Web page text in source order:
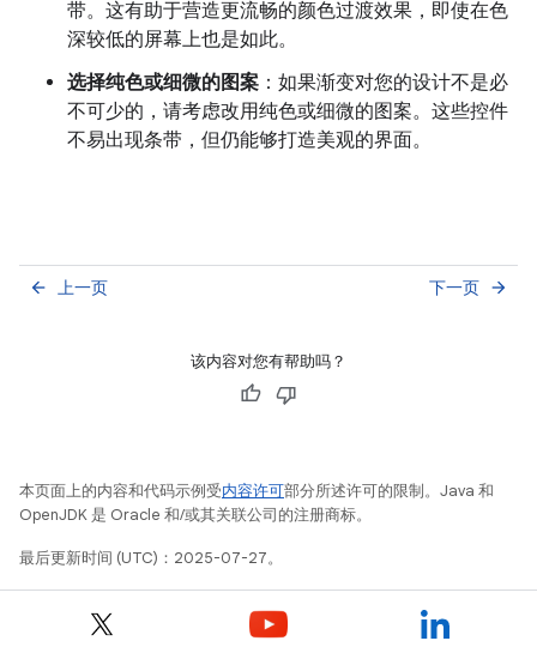
带。这有助于营造更流畅的颜色过渡效果，即使在色
深较低的屏幕上也是如此。
选择纯色或细微的图案 ：如果渐变对您的设计不是必
不可少的，请考虑改用纯色或细微的图案。这些控件
不易出现条带，但仍能够打造美观的界面。
上一页
arrow_back 下一页 arrow_forward
该内容对您有帮助吗？
本页面上的内容和代码示例受内容许可部分所述许可的限制。Java 和
OpenJDK 是 Oracle 和/或其关联公司的注册商标。
最后更新时间 (UTC)：2025-07-27。